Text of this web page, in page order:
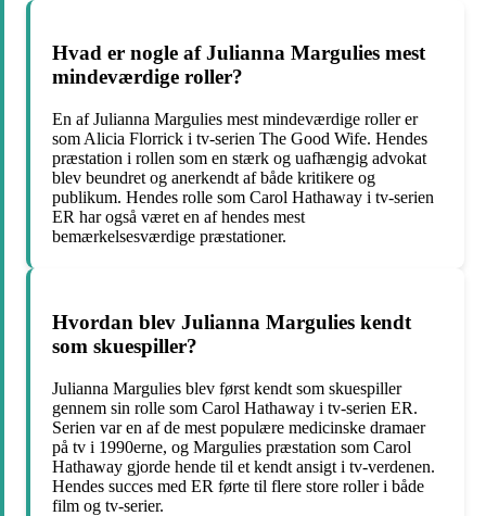
Hvad er nogle af Julianna Margulies mest
mindeværdige roller?
En af Julianna Margulies mest mindeværdige roller er
som Alicia Florrick i tv-serien The Good Wife. Hendes
præstation i rollen som en stærk og uafhængig advokat
blev beundret og anerkendt af både kritikere og
publikum. Hendes rolle som Carol Hathaway i tv-serien
ER har også været en af hendes mest
bemærkelsesværdige præstationer.
Hvordan blev Julianna Margulies kendt
som skuespiller?
Julianna Margulies blev først kendt som skuespiller
gennem sin rolle som Carol Hathaway i tv-serien ER.
Serien var en af de mest populære medicinske dramaer
på tv i 1990erne, og Margulies præstation som Carol
Hathaway gjorde hende til et kendt ansigt i tv-verdenen.
Hendes succes med ER førte til flere store roller i både
film og tv-serier.